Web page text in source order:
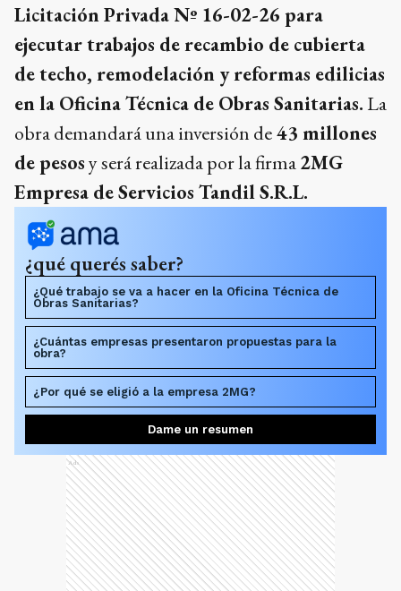
Licitación Privada Nº 16-02-26 para
ejecutar trabajos de recambio de cubierta
de techo, remodelación y reformas edilicias
en la Oficina Técnica de Obras Sanitarias. La
obra demandará una inversión de43 millones
de pesosy será realizada por la firma2MG
Empresa de Servicios Tandil S.R.L.
¿qué querés saber?
¿Qué trabajo se va a hacer en la Oficina Técnica de
Obras Sanitarias?
¿Cuántas empresas presentaron propuestas para la
obra?
¿Por qué se eligió a la empresa 2MG?
Dame un resumen
Ads